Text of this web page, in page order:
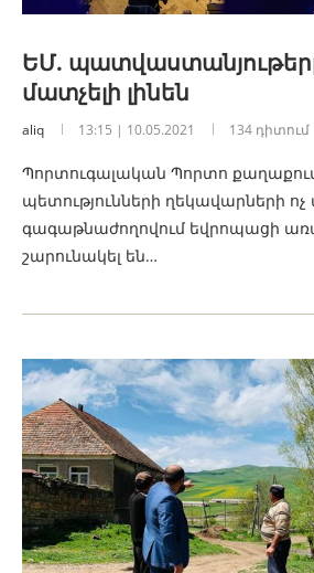
ԵՄ.
մատչելի լինեն
aliq 13:15 | 10.05.2021 134 դիտում
Պորտուգալական Պորտո
պետությունների ղեկավարների
գագաթնաժողովում եվրոպացի
շարունակել են…